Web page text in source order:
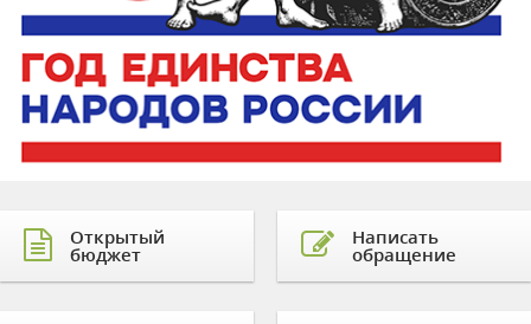
Открытый
бюджет
Написать
обращение